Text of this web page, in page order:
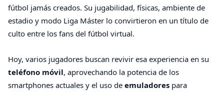
fútbol jamás creados. Su jugabilidad, físicas, ambiente de
estadio y modo Liga Máster lo convirtieron en un título de
culto entre los fans del fútbol virtual.
Hoy, varios jugadores buscan revivir esa experiencia en su
teléfono móvil, aprovechando la potencia de los
smartphones actuales y el uso de emuladores para